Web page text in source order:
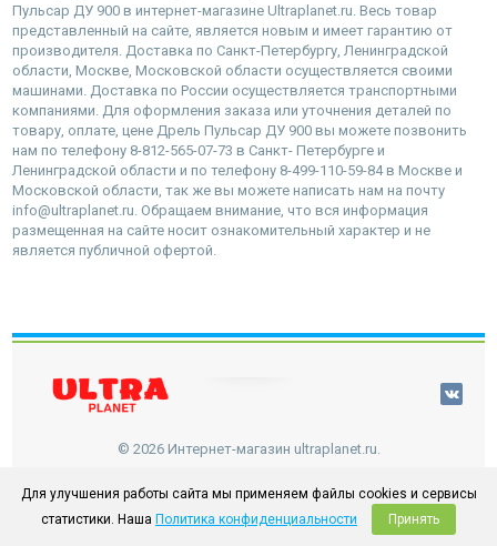
Пульсар ДУ 900 в интернет-магазине Ultraplanet.ru. Весь товар
представленный на сайте, является новым и имеет гарантию от
производителя. Доставка по Санкт-Петербургу, Ленинградской
области, Москве, Московской области осуществляется своими
машинами. Доставка по России осуществляется транспортными
компаниями. Для оформления заказа или уточнения деталей по
товару, оплате, цене Дрель Пульсар ДУ 900 вы можете позвонить
нам по телефону 8-812-565-07-73 в Санкт- Петербурге и
Ленинградской области и по телефону 8-499-110-59-84 в Москве и
Московской области, так же вы можете написать нам на почту
info@ultraplanet.ru. Обращаем внимание, что вся информация
размещенная на сайте носит ознакомительный характер и не
является публичной офертой.
© 2026 Интернет-магазин ultraplanet.ru.
наверх
Для улучшения работы сайта мы применяем файлы cookies и сервисы
статистики. Наша Политика конфиденциальности Принять